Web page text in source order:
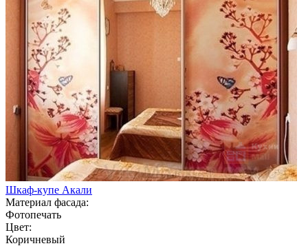
Шкаф-купе Акали
Материал фасада:
Фотопечать
Цвет:
Коричневый